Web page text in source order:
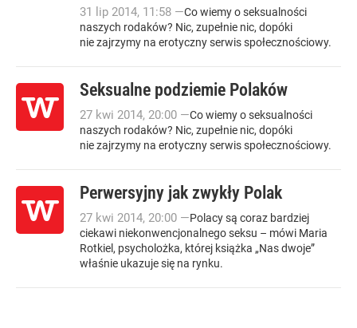
31 lip 2014, 11:58 —Co wiemy o seksualności
naszych rodaków? Nic, zupełnie nic, dopóki
nie zajrzymy na erotyczny serwis społecznościowy.
Seksualne podziemie Polaków
27 kwi 2014, 20:00 —Co wiemy o seksualności
naszych rodaków? Nic, zupełnie nic, dopóki
nie zajrzymy na erotyczny serwis społecznościowy.
Perwersyjny jak zwykły Polak
27 kwi 2014, 20:00 —Polacy są coraz bardziej
ciekawi niekonwencjonalnego seksu – mówi Maria
Rotkiel, psycholożka, której książka „Nas dwoje”
właśnie ukazuje się na rynku.